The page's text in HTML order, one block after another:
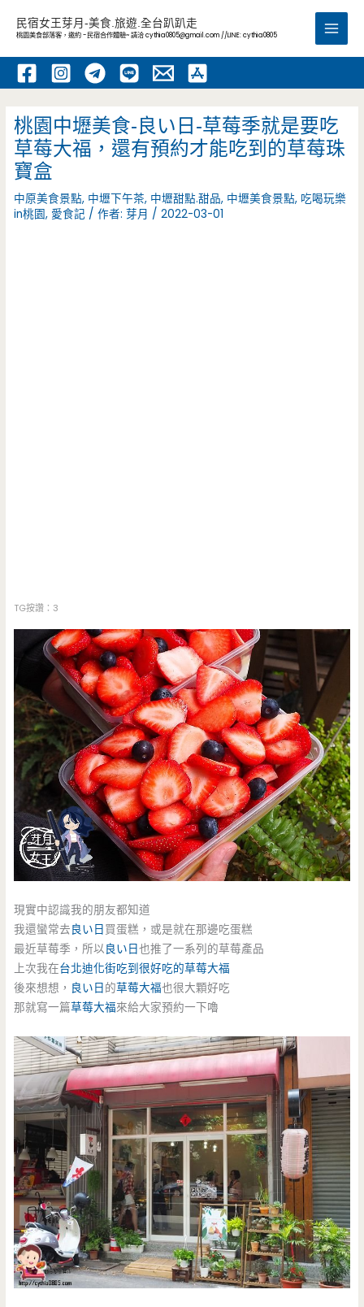
內
民宿女王芽月-美食.旅遊.全台趴趴走
桃園美食部落客，邀約 -民宿合作體驗~ 請洽cythia0805@gmail.com //LINE: cythia0805
Main
桃園中壢美食-良い日-草莓季就是要吃
草莓大福，還有預約才能吃到的草莓珠
寶盒
中原美食景點, 中壢下午茶, 中壢甜點.甜品, 中壢美食景點, 吃喝玩樂
in桃園, 愛食記 / 作者:芽月 /2022-03-01
TG按讚：3
現實中認識我的朋友都知道
我還蠻常去良い日買蛋糕，或是就在那邊吃蛋糕
最近草莓季，所以良い日也推了一系列的草莓產品
上次我在台北迪化街吃到很好吃的草莓大福
後來想想， 良い日的草莓大福也很大顆好吃
那就寫一篇草莓大福來給大家預約一下嚕